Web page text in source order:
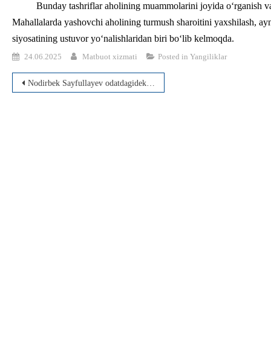
Bunday tashriflar aholining muammolarini joyida o‘rganish
Mahallalarda yashovchi aholining turmush sharoitini yaxshilash,
siyosatining ustuvor yo‘nalishlaridan biri bo‘lib kelmoqda.
24.06.2025 Matbuot xizmati Posted in Yangiliklar
Post
Nodirbek Sayfullayev odatdagidek, institutning 1 va 2-Talabalar turar joyida bo’lib, talabalarga yaratilgan sharoitlarni yana bir bor kо‘zdan kechirdi.